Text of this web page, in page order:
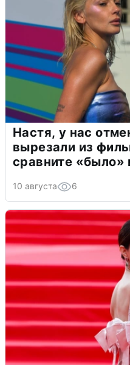
Настя, у нас
вырезали из
сравните «было»
10 августа 6